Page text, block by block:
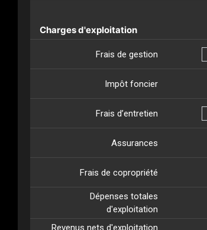
Charges d'exploitation
Frais de gestion
Impôt foncier
Frais d’entretien
Assurances
Frais de copropriété
Dépenses totales
d'exploitation
Revenus nets d'exploitation